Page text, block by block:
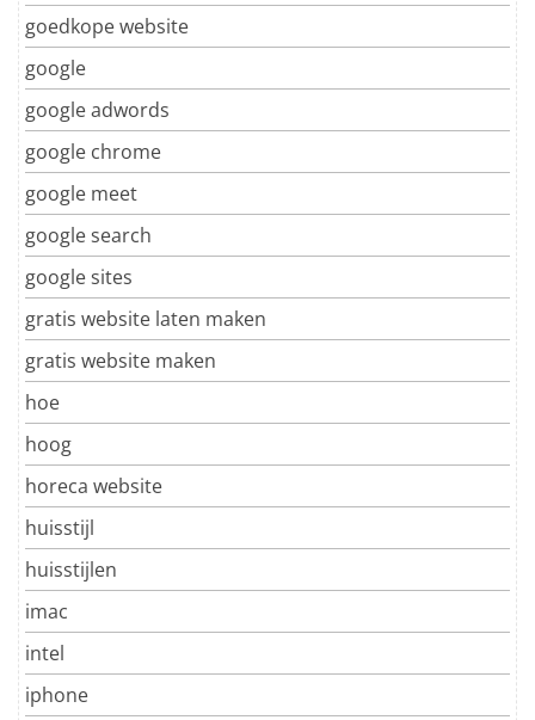
goedkope website
google
google adwords
google chrome
google meet
google search
google sites
gratis website laten maken
gratis website maken
hoe
hoog
horeca website
huisstijl
huisstijlen
imac
intel
iphone